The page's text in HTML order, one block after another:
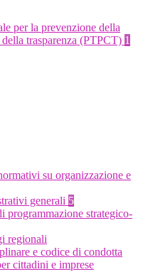
per la prevenzione della
trasparenza (PTPCT) 1
su organizzazione e
generali 5
programmazione strategico-
regionali
e codice di condotta
cittadini e imprese